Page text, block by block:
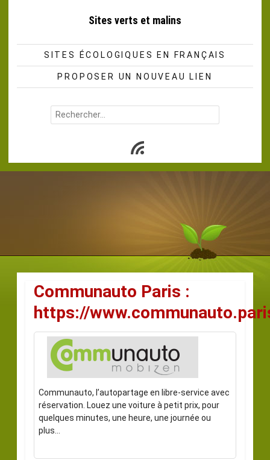
Sites verts et malins
SITES ÉCOLOGIQUES EN FRANÇAIS
PROPOSER UN NOUVEAU LIEN
Rechercher :
Subscribe
Communauto Paris :
https://
Communauto, l’autopartage en libre-service avec
réservation. Louez une voiture à petit prix, pour
quelques minutes, une heure, une journée ou
plus…